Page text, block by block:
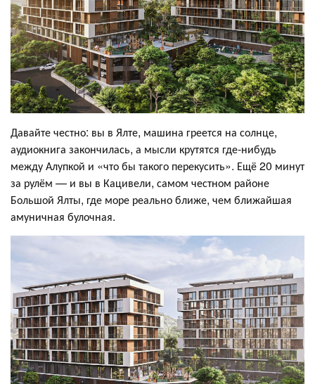
Давайте честно: вы в Ялте, машина греется на солнце,
аудиокнига закончилась, а мысли крутятся где-нибудь
между Алупкой и «что бы такого перекусить». Ещё 20 минут
за рулём — и вы в Кацивели, самом честном районе
Большой Ялты, где море реально ближе, чем ближайшая
амуничная булочная.